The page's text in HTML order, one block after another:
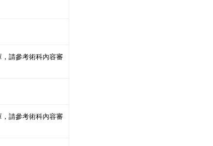
，請參考術科內容審
，請參考術科內容審